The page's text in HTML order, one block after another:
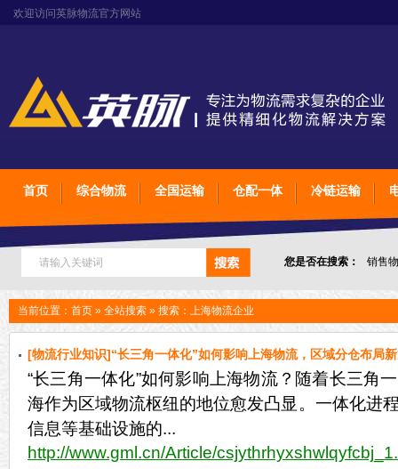
欢迎访问英脉物流官方网站
首页 综合物流 全国运输 仓配一体 冷链运输
您是否在搜索： 销售
上海石家庄太原物流
当前位置： 首页 » 全站搜索 » 搜索：上海物流企业
[物流行业知识]“长三角一体化”如何影响上海物流，区域分仓布局
新】
“长三角一体化”如何影响上海物流？随着长三角
海作为区域物流枢纽的地位愈发凸显。一体化进
信息等基础设施的...
http://www.gml.cn/Article/